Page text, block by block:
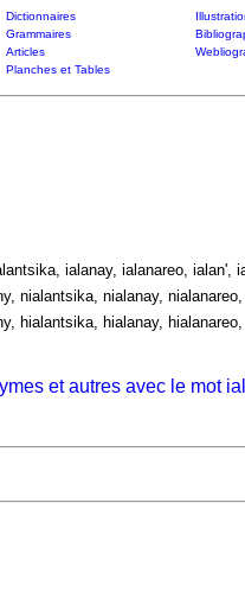
Dictionnaires
Grammaires
Articles
Planches et Tables
ialanay, ialanareo, ialan',
nialantsika, nialanay,
hialantsika, hialanay,
et autres avec le mot